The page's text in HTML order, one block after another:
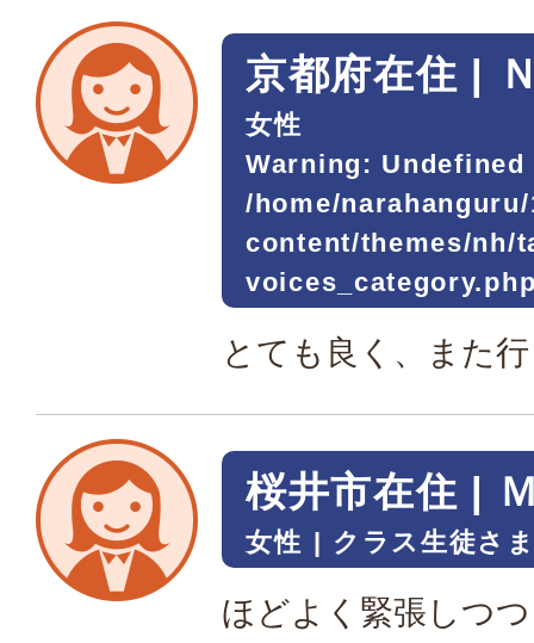
京都府在住 |
女性
Warning :
/home/
content/themes/nh/
とても良く、また
桜井市在住 |
女性 クラス生徒さ
ほどよく緊張しつ